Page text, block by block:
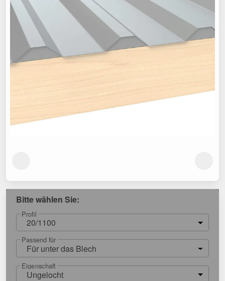
Bitte wählen Sie:
Profil
20/1100
Passend für
Für unter das Blech
Eigenschaft
Ungelocht